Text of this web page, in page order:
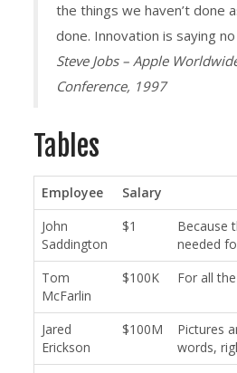
the things we haven’t done
done. Innovation is saying
Steve Jobs – Apple
Conference, 1997
Tables
Employee
Salary
John
Saddington
$1
Because
needed
Tom
McFarlin
$100K For all
Jared
Erickson
$100M
Pictures
words,